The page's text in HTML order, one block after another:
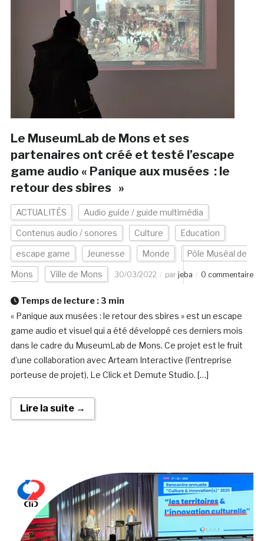
Le MuseumLab de Mons et ses
partenaires ont créé et testé l’escape
game audio « Panique aux musées : le
retour des sbires »
ACTUALITÉS Audio guide / guide multimédia
Contenus audio / sonores Culture Education
escape game Jeunesse Monde Pôle Muséal de
Mons Ville de Mons 30/03/2022 par jeba 0 commentaire
Temps de lecture : 3 min
« Panique aux musées : le retour des sbires » est un escape
game audio et visuel qui a été développé ces derniers mois
dans le cadre du MuseumLab de Mons. Ce projet est le fruit
d’une collaboration avec Arteam Interactive (l’entreprise
porteuse de projet), Le Click et Demute Studio. […]
Lire la suite →